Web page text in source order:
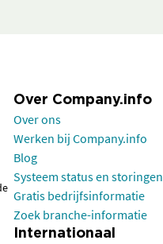
Over Company.info
Over ons
Werken bij Company.info
Blog
Systeem status en storingen
Gratis bedrijfsinformatie
Zoek branche-informatie
Internationaal